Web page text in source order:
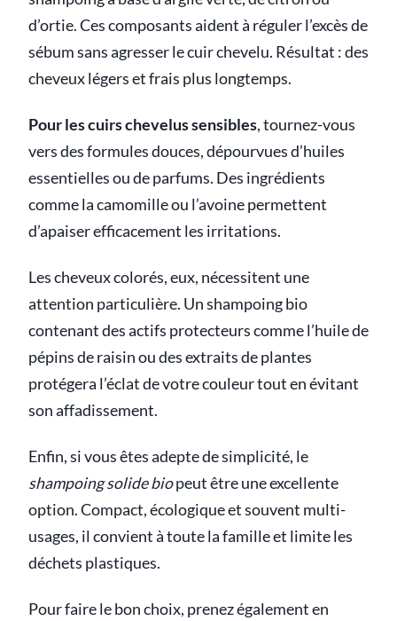
d’ortie. Ces composants aident à réguler l’excès de
sébum sans agresser le cuir chevelu. Résultat : des
cheveux légers et frais plus longtemps.
Pour les cuirs chevelus sensibles, tournez-vous
vers des formules douces, dépourvues d’huiles
essentielles ou de parfums. Des ingrédients
comme la camomille ou l’avoine permettent
d’apaiser efficacement les irritations.
Les cheveux colorés, eux, nécessitent une
attention particulière. Un shampoing bio
contenant des actifs protecteurs comme l’huile de
pépins de raisin ou des extraits de plantes
protégera l’éclat de votre couleur tout en évitant
son affadissement.
Enfin, si vous êtes adepte de simplicité, le
shampoing solide biopeut être une excellente
option. Compact, écologique et souvent multi-
usages, il convient à toute la famille et limite les
déchets plastiques.
Pour faire le bon choix, prenez également en